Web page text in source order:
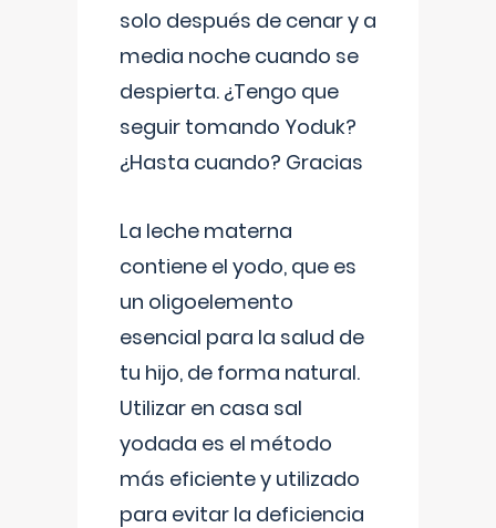
solo después de cenar y a
media noche cuando se
despierta. ¿Tengo que
seguir tomando Yoduk?
¿Hasta cuando? Gracias
La leche materna
contiene el yodo, que es
un oligoelemento
esencial para la salud de
tu hijo, de forma natural.
Utilizar en casa sal
yodada es el método
más eficiente y utilizado
para evitar la deficiencia